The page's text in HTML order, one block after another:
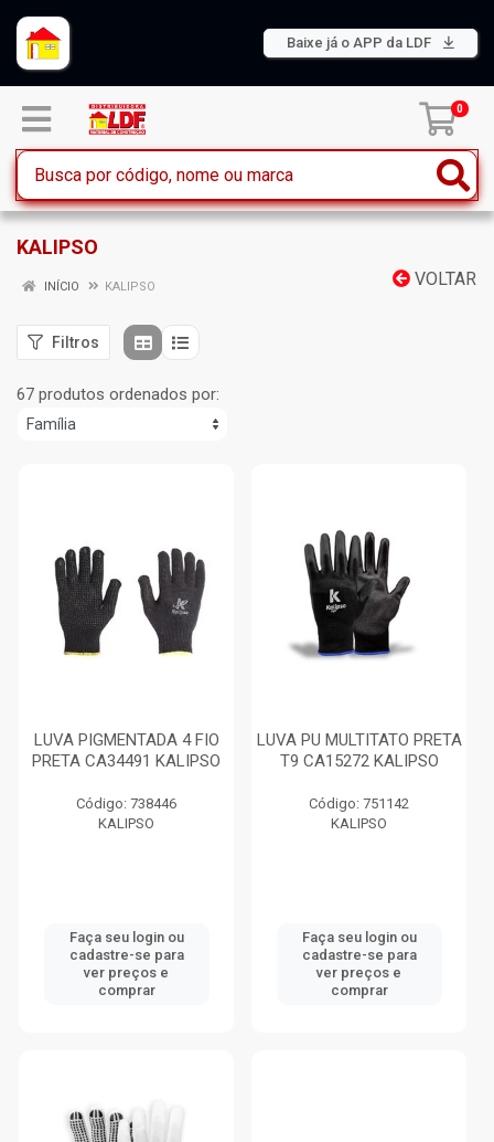
Baixe já o APP da LDF
0
KALIPSO
VOLTAR
INÍCIO KALIPSO
Filtros
67 produtos ordenados por:
LUVA PIGMENTADA 4 FIO
PRETA CA34491 KALIPSO
Código: 738446
KALIPSO
Faça seu login ou
cadastre-se para
ver preços e
comprar
LUVA PU MULTITATO PRETA
T9 CA15272 KALIPSO
Código: 751142
KALIPSO
Faça seu login ou
cadastre-se para
ver preços e
comprar